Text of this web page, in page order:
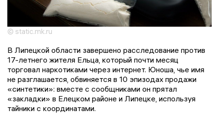
© static.mk.ru
В Липецкой области завершено расследование против
17-летнего жителя Ельца, который почти месяц
торговал наркотиками через интернет. Юноша, чье имя
не разглашается, обвиняется в 10 эпизодах продажи
«синтетики»: вместе с сообщниками он прятал
«закладки» в Елецком районе и Липецке, используя
тайники с координатами.